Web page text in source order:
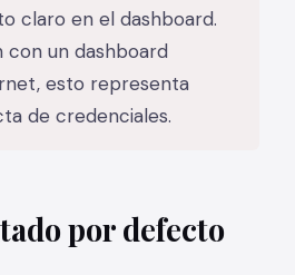
claro en el dashboard.
con un dashboard
esto representa
de credenciales.
por defecto